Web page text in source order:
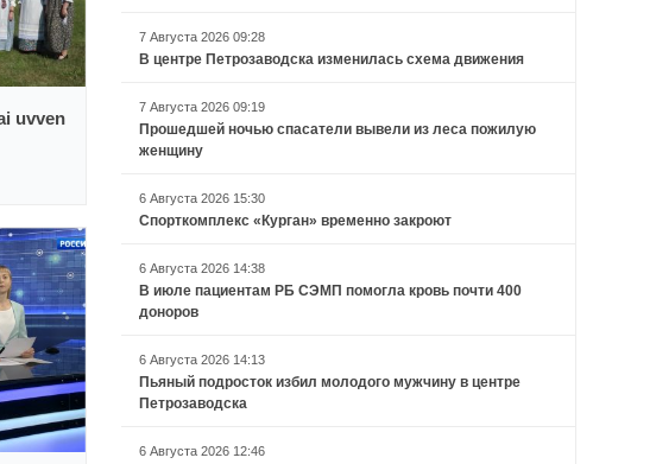
uvven
7 Августа 2026 09:28
В центре Петрозаводска изменилась схема движения
7 Августа 2026 09:19
Прошедшей ночью спасатели вывели из леса пожилую
женщину
6 Августа 2026 15:30
Спорткомплекс «Курган» временно закроют
6 Августа 2026 14:38
В июле пациентам РБ СЭМП помогла кровь почти 400
доноров
6 Августа 2026 14:13
Пьяный подросток избил молодого мужчину в центре
Петрозаводска
6 Августа 2026 12:46